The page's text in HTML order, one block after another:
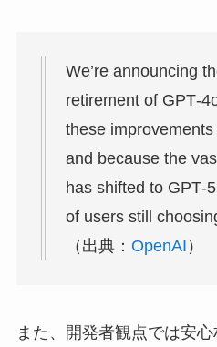
We’re announcing
retirement of
these
and because the
has shifted to
of users still
（出典： OpenAI ）
また、開発者観点では安心